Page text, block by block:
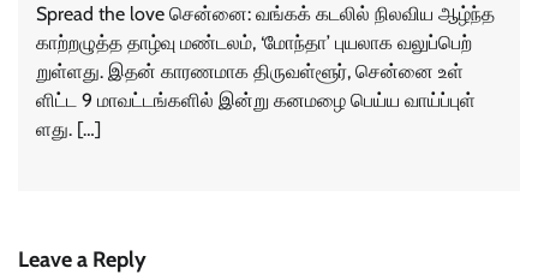
Spread the love சென்​னை: வங்​கக் கடலில் நில​விய ஆழ்ந்த
காற்​றழுத்த தாழ்வு மண்​டலம், ‘மோந்​தா’ புய​லாக வலுப்​பெற்​
றுள்​ளது. இதன் காரண​மாக திரு​வள்​ளூர், சென்னை உள்​
ளிட்ட 9 மாவட்​டங்​களில் இன்று கனமழை பெய்ய வாய்ப்​புள்​
ளது. […]
Leave a Reply